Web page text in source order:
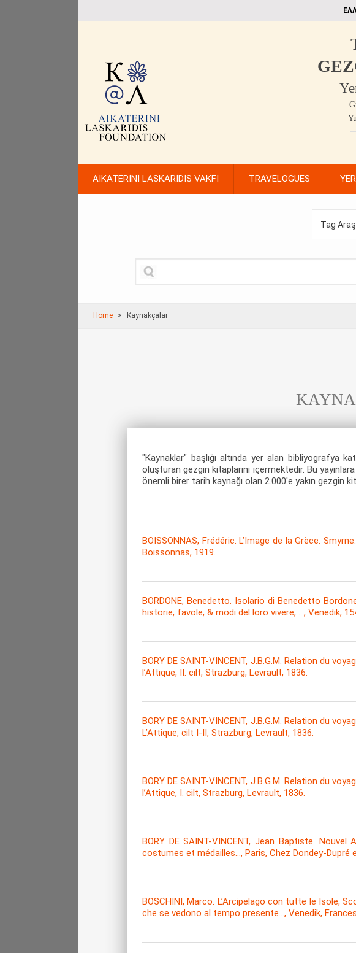
AİKATERİNİ LASKARİDİS VAKFI TRAVELOGUES
Tag
Home Kaynakçalar
"Kaynaklar" başlığı altında yer alan bibliyografya
oluşturan gezgin kitaplarını içermektedir. Bu
önemli birer tarih kaynağı olan 2.000'e yakın gezgin
BOISSONNAS, Frédéric. L’Image de la Grèce.
Boissonnas, 1919.
BORDONE, Benedetto. Isolario di Benedetto
historie, favole, & modi del loro vivere, …, Venedik,
BORY DE SAINT-VINCENT, J.B.G.M. Relation du
l’Attique, IΙ. cilt, Strazburg, Levrault, 1836.
BORY DE SAINT-VINCENT, J.B.G.M. Relation du
L’Attique, cilt Ι-II, Strazburg, Levrault, 1836.
BORY DE SAINT-VINCENT, J.B.G.M. Relation du
l’Attique, Ι. cilt, Strazburg, Levrault, 1836.
BORY DE SAINT-VINCENT, Jean Baptiste.
costumes et médailles..., Paris, Chez Dondey-Dupré
BOSCHINI, Marco. L’Arcipelago con tutte le Isole,
che se vedono al tempo presente…, Venedik,